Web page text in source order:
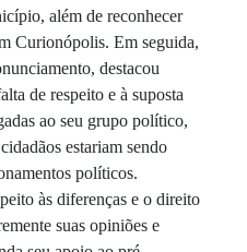
além de reconhecer
Curionópolis. Em seguida,
destacou
de respeito e à suposta
ao seu grupo político,
estariam sendo
políticos.
às diferenças e o direito
suas opiniões e